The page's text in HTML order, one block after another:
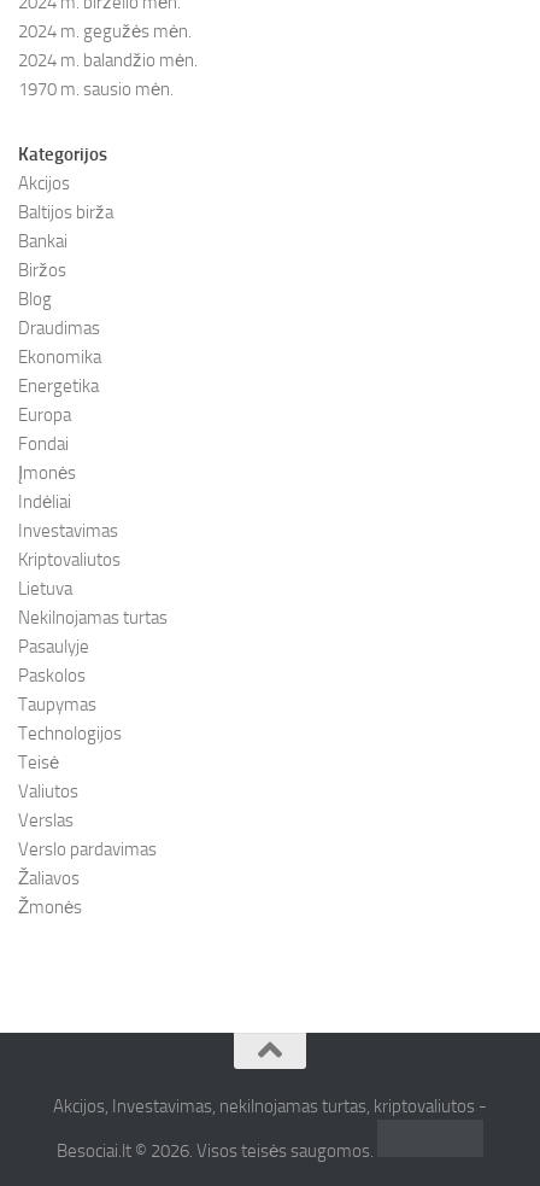
2024 m. gegužės mėn.
2024 m. balandžio mėn.
1970 m. sausio mėn.
Kategorijos
Akcijos
Baltijos birža
Bankai
Biržos
Blog
Draudimas
Ekonomika
Energetika
Europa
Fondai
Įmonės
Indėliai
Investavimas
Kriptovaliutos
Lietuva
Nekilnojamas turtas
Pasaulyje
Paskolos
Taupymas
Technologijos
Teisė
Valiutos
Verslas
Verslo pardavimas
Žaliavos
Žmonės
Akcijos, Investavimas, nekilnojamas turtas, kriptovaliutos -
Besociai.lt © 2026. Visos teisės saugomos.